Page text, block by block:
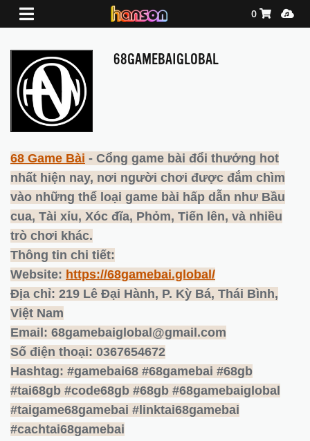
Shopping
0
68GAMEBAIGLOBAL
68 Game Bài - Cổng game bài đổi thưởng hot
nhất hiện nay, nơi người chơi được đắm chìm
vào những thể loại game bài hấp dẫn như Bầu
cua, Tài xỉu, Xóc đĩa, Phỏm, Tiến lên, và nhiều
trò chơi khác.
Thông tin chi tiết:
Website: https://68gamebai.global/
Địa chỉ: 219 Lê Đại Hành, P. Kỳ Bá, Thái Bình,
Việt Nam
Email: 68gamebaiglobal@gmail.com
Số điện thoại: 0367654672
Hashtag: #gamebai68 #68gamebai #68gb
#tai68gb #code68gb #68gb #68gamebaiglobal
#taigame68gamebai #linktai68gamebai
#cachtai68gamebai